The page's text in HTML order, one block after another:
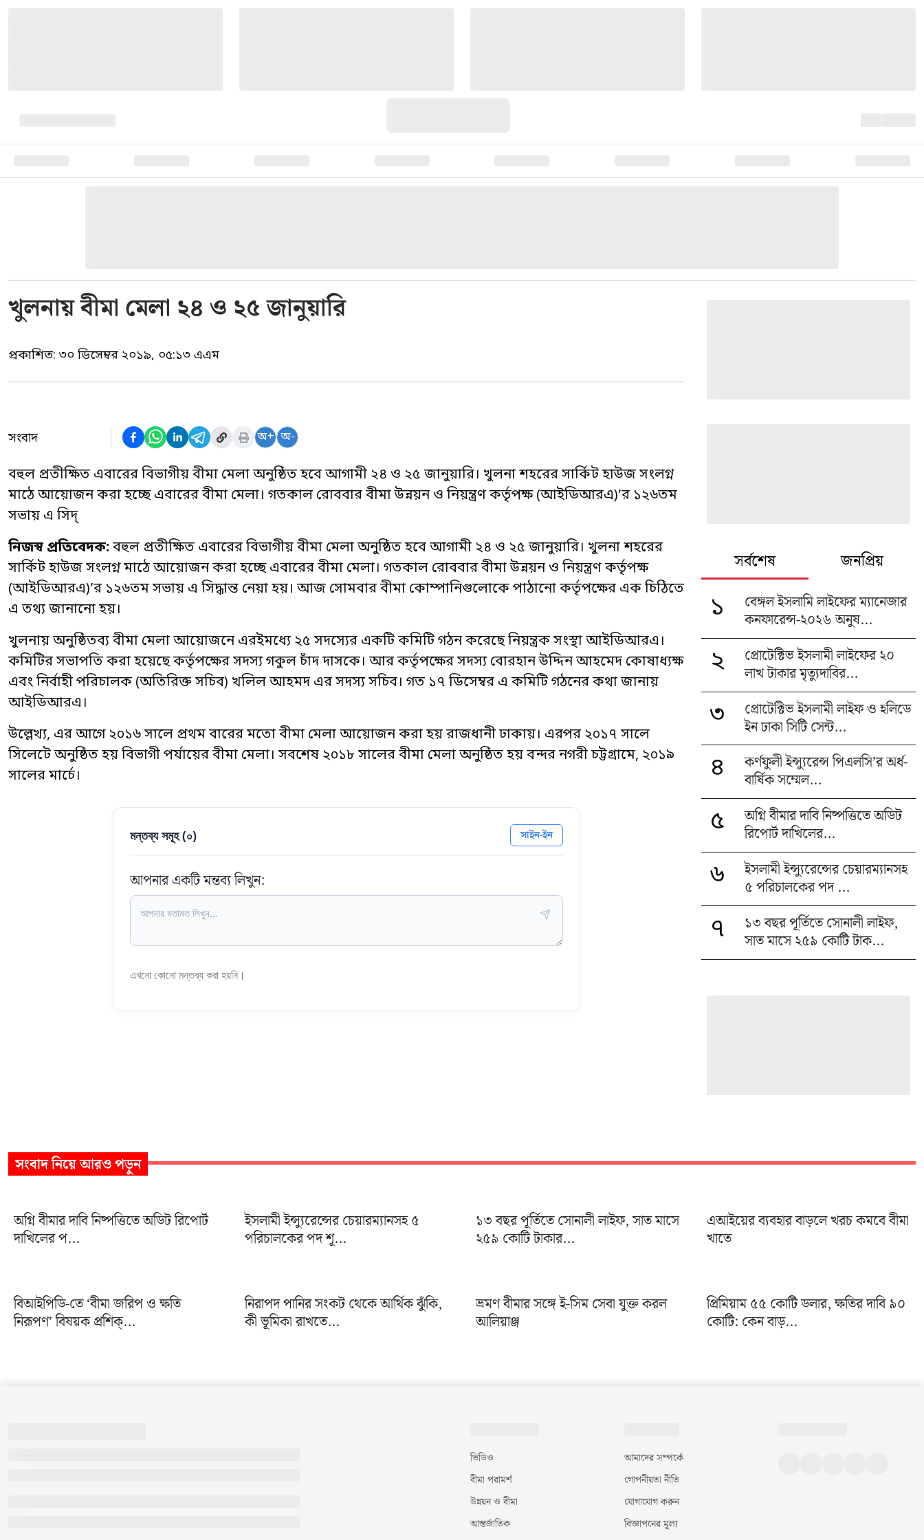
খুলনায় বীমা মেলা ২৪ ও ২৫ জানুয়ারি
প্রকাশিত: ৩০ ডিসেম্বর ২০১৯, ০৫:১৩ এএম
সংবাদ অ+ অ-
বহুল প্রতীক্ষিত এবারের বিভাগীয় বীমা মেলা অনুষ্ঠিত হবে আগামী ২৪ ও ২৫ জানুয়ারি। খুলনা শহরের সার্কিট হাউজ সংলগ্ন
মাঠে আয়োজন করা হচ্ছে এবারের বীমা মেলা। গতকাল রোববার বীমা উন্নয়ন ও নিয়ন্ত্রণ কর্তৃপক্ষ (আইডিআরএ)’র ১২৬তম
সভায় এ সিদ্
নিজস্ব প্রতিবেদক:বহুল প্রতীক্ষিত এবারের বিভাগীয় বীমা মেলা অনুষ্ঠিত হবে আগামী ২৪ ও ২৫ জানুয়ারি। খুলনা শহরের
সার্কিট হাউজ সংলগ্ন মাঠে আয়োজন করা হচ্ছে এবারের বীমা মেলা। গতকাল রোববার বীমা উন্নয়ন ও নিয়ন্ত্রণ কর্তৃপক্ষ
(আইডিআরএ)’র ১২৬তম সভায় এ সিদ্ধান্ত নেয়া হয়। আজ সোমবার বীমা কোম্পানিগুলোকে পাঠানো কর্তৃপক্ষের এক চিঠিতে
এ তথ্য জানানো হয়।
খুলনায় অনুষ্ঠিতব্য বীমা মেলা আয়োজনে এরইমধ্যে ২৫ সদস্যের একটি কমিটি গঠন করেছে নিয়ন্ত্রক সংস্থা আইডিআরএ।
কমিটির সভাপতি করা হয়েছে কর্তৃপক্ষের সদস্য গকুল চাঁদ দাসকে। আর কর্তৃপক্ষের সদস্য বোরহান উদ্দিন আহমেদ কোষাধ্যক্ষ
এবং নির্বাহী পরিচালক (অতিরিক্ত সচিব) খলিল আহমদ এর সদস্য সচিব। গত ১৭ ডিসেম্বর এ কমিটি গঠনের কথা জানায়
আইডিআরএ।
উল্লেখ্য, এর আগে ২০১৬ সালে প্রথম বারের মতো বীমা মেলা আয়োজন করা হয় রাজধানী ঢাকায়। এরপর ২০১৭ সালে
সিলেটে অনুষ্ঠিত হয় বিভাগী পর্যায়ের বীমা মেলা। সবশেষ ২০১৮ সালের বীমা মেলা অনুষ্ঠিত হয় বন্দর নগরী চট্টগ্রামে, ২০১৯
সালের মার্চে।
মন্তব্য সমূহ (০) সাইন-ইন
আপনার একটি মন্তব্য লিখুন:
এখনো কোনো মন্তব্য করা হয়নি।
সর্বশেষ জনপ্রিয়
১
বেঙ্গল ইসলামি লাইফের ম্যানেজার
কনফারেন্স-২০২৬ অনুষ...
২
প্রোটেক্টিভ ইসলামী লাইফের ২০
লাখ টাকার মৃত্যুদাবির...
৩
প্রোটেক্টিভ ইসলামী লাইফ ও হলিডে
ইন ঢাকা সিটি সেন্ট...
৪
কর্ণফুলী ইন্স্যুরেন্স পিএলসি’র অর্ধ-
বার্ষিক সম্মেল...
৫
অগ্নি বীমার দাবি নিষ্পত্তিতে অডিট
রিপোর্ট দাখিলের...
৬
ইসলামী ইন্স্যুরেন্সের চেয়ারম্যানসহ
৫ পরিচালকের পদ ...
৭
১৩ বছর পূর্তিতে সোনালী লাইফ,
সাত মাসে ২৫৯ কোটি টাক...
সংবাদনিয়ে আরও পড়ুন
অগ্নি বীমার দাবি নিষ্পত্তিতে অডিট রিপোর্ট
দাখিলের প...
ইসলামী ইন্স্যুরেন্সের চেয়ারম্যানসহ ৫
পরিচালকের পদ শূ...
১৩ বছর পূর্তিতে সোনালী লাইফ, সাত মাসে
২৫৯ কোটি টাকার...
এআইয়ের ব্যবহার বাড়লে খরচ কমবে বীমা
খাতে
বিআইপিডি-তে ‘বীমা জরিপ ও ক্ষতি
নিরূপণ’ বিষয়ক প্রশিক্...
নিরাপদ পানির সংকট থেকে আর্থিক ঝুঁকি,
কী ভূমিকা রাখতে...
ভ্রমণ বীমার সঙ্গে ই-সিম সেবা যুক্ত করল
আলিয়াঞ্জ
প্রিমিয়াম ৫৫ কোটি ডলার, ক্ষতির দাবি ৯০
কোটি: কেন বাড়...
ভিডিও
বীমা পরামর্শ
উন্নয়ন ও বীমা
আন্তর্জাতিক
আমাদের সম্পর্কে
গোপনীয়তা নীতি
যোগাযোগ করুন
বিজ্ঞাপনের মূল্য